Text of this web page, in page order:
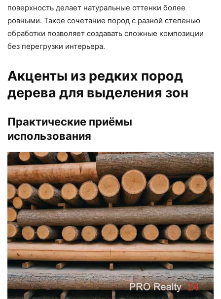
поверхность делает натуральные оттенки более
ровными. Такое сочетание пород с разной степенью
обработки позволяет создавать сложные композиции
без перегрузки интерьера.
Акценты из редких пород
дерева для выделения зон
Практические приёмы
использования